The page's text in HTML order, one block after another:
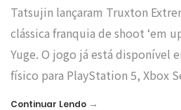
Tatsujin lançaram Truxton
clássica franquia de shoot ‘em
Yuge. O jogo já está disponível
físico para PlayStation 5, Xbox
Continuar Lendo →